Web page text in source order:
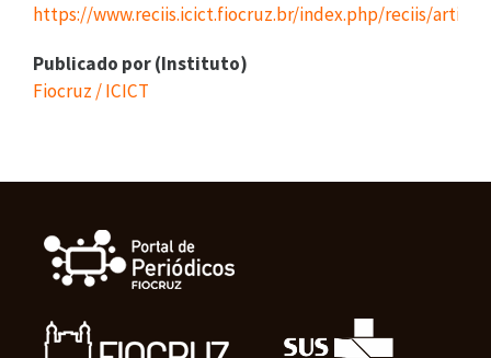
https://www.reciis.icict.fiocruz.br/index.php/reciis/
Publicado por (Instituto)
Fiocruz / ICICT